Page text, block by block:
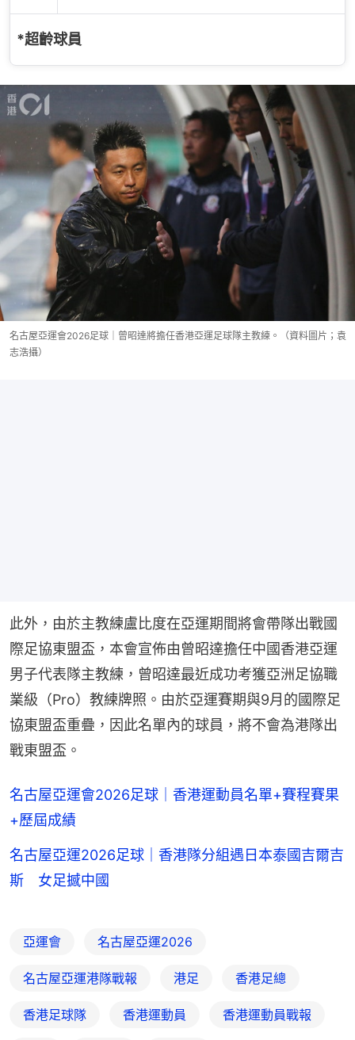
*超齡球員
名古屋亞運會2026足球｜曾昭達將擔任香港亞運足球隊主教練。（資料圖片；袁
志浩攝）
此外，由於主教練盧比度在亞運期間將會帶隊出戰國
際足協東盟盃，本會宣佈由曾昭達擔任中國香港亞運
男子代表隊主教練，曾昭達最近成功考獲亞洲足協職
業級（Pro）教練牌照。由於亞運賽期與9月的國際足
協東盟盃重疊，因此名單內的球員，將不會為港隊出
戰東盟盃。
名古屋亞運會2026足球｜香港運動員名單+賽程賽果
+歷屆成績
名古屋亞運2026足球｜香港隊分組遇日本泰國吉爾吉
斯 女足撼中國
亞運會 名古屋亞運2026
名古屋亞運港隊戰報 港足 香港足總
香港足球隊 香港運動員 香港運動員戰報